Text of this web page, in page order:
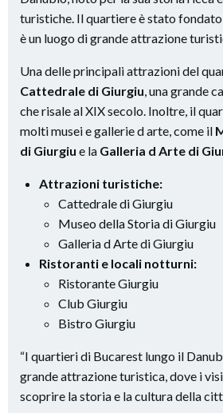
turistiche. Il quartiere è stato
è un luogo di grande attrazione
Una delle principali attrazioni del
Cattedrale di Giurgiu, una grande
che risale al XIX secolo. Inoltre, il
molti musei e gallerie d arte, come il
di Giurgiu e la Galleria d Arte di
Attrazioni turistiche:
Cattedrale di Giurgiu
Museo della Storia di Giurgiu
Galleria d Arte di Giurgiu
Ristoranti e locali notturni:
Ristorante Giurgiu
Club Giurgiu
Bistro Giurgiu
“I quartieri di Bucarest lungo il
grande attrazione turistica, dove i
scoprire la storia e la cultura della